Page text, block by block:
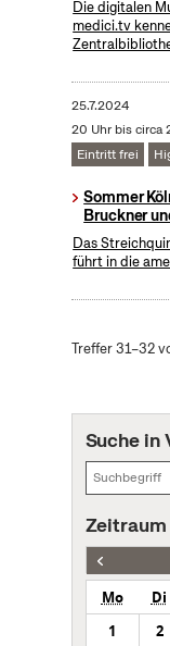
Die digitalen
medici.tv
25.7.2024
20 Uhr bis circa
Eintritt frei
Sommer
Bruckner
Das
führt in die
Treffer 31–32
Suche in
Mo Di
1
2